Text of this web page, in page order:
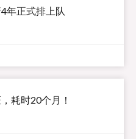
年正式排上队
耗时20个月！